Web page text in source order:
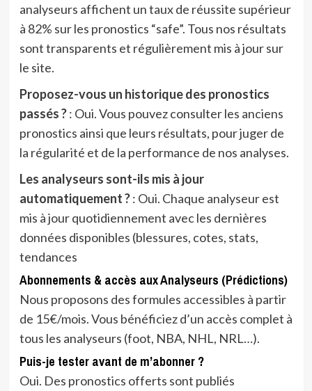
analyseurs affichent un taux de réussite supérieur
à 82% sur les pronostics “safe”. Tous nos résultats
sont transparents et régulièrement mis à jour sur
le site.
Proposez-vous un historique des pronostics
passés ?: Oui. Vous pouvez consulter les anciens
pronostics ainsi que leurs résultats, pour juger de
la régularité et de la performance de nos analyses.
Les analyseurs sont-ils mis à jour
automatiquement ?: Oui. Chaque analyseur est
mis à jour quotidiennement avec les dernières
données disponibles (blessures, cotes, stats,
tendances
Abonnements & accès aux Analyseurs (Prédictions)
Nous proposons des formules accessibles à partir
de 15€/mois. Vous bénéficiez d’un accès complet à
tous les analyseurs (foot, NBA, NHL, NRL…).
Puis-je tester avant de m’abonner ?
Oui. Des pronostics offerts sont publiés